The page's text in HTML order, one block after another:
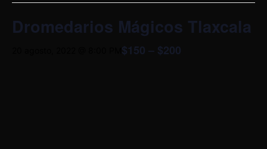
Dromedarios Mágicos Tlaxcala
$150 – $200